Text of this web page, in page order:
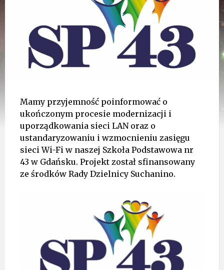
Mamy przyjemność poinformować o
ukończonym procesie modernizacji i
uporządkowania sieci LAN oraz o
ustandaryzowaniu i wzmocnieniu zasięgu
sieci Wi-Fi w naszej Szkoła Podstawowa nr
43 w Gdańsku. Projekt został sfinansowany
ze środków Rady Dzielnicy Suchanino.